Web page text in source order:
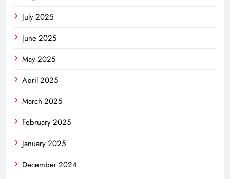
July 2025
June 2025
May 2025
April 2025
March 2025
February 2025
January 2025
December 2024